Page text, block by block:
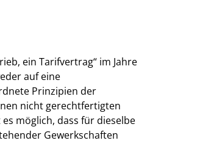
ein Tarifvertrag“ im Jahre
auf eine
Prinzipien der
nicht gerechtfertigten
möglich, dass für dieselbe
Gewerkschaften